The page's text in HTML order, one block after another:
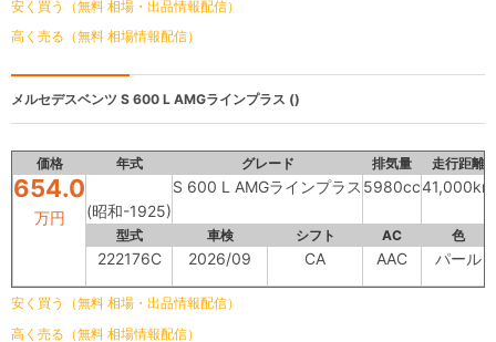
安く買う（無料 相場・出品情報配信）
高く売る（無料 相場情報配信）
メルセデスベンツ S 600 L AMGラインプラス ()
価格 年式 グレード 排気量 走行距離
654.0
万円 (昭和-1925)
S 600 L AMGラインプラス 5980cc41,000km
型式 車検 シフト AC 色
222176C 2026/09 CA AAC パール
安く買う（無料 相場・出品情報配信）
高く売る（無料 相場情報配信）